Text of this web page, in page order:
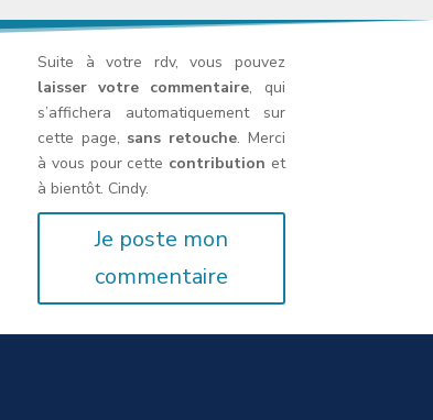
Suite à votre rdv, vous pouvez
laisser votre commentaire, qui
s’affichera automatiquement sur
cette page, sans retouche. Merci
à vous pour cette contribution et
à bientôt. Cindy.
Je poste mon
commentaire